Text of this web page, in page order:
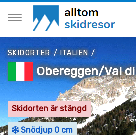
SKIDORTER/ ITALIEN /
Obereggen/Val
Skidorten är stängd
Snödjup 0 cm